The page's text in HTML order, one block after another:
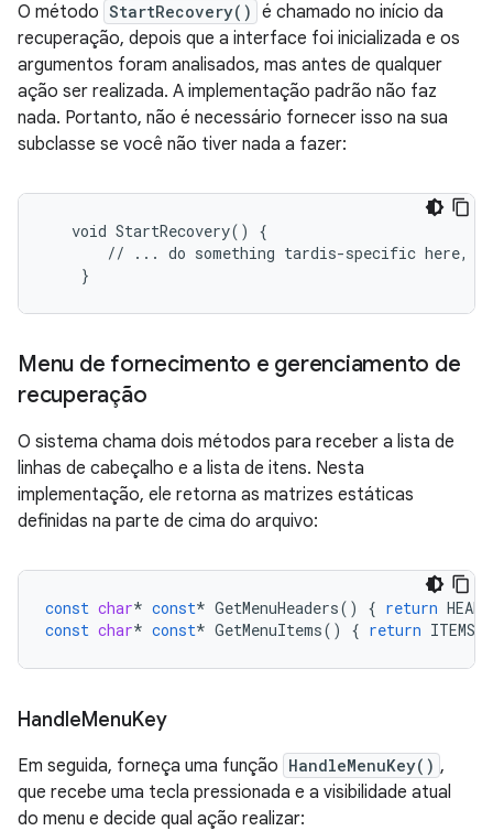
O método StartRecovery() é chamado no início da
recuperação, depois que a interface foi inicializada e os
argumentos foram analisados, mas antes de qualquer
ação ser realizada. A implementação padrão não faz
nada. Portanto, não é necessário fornecer isso na sua
subclasse se você não tiver nada a fazer:
   void StartRecovery() {
// ... do something tardis-specific here,
    }
Menu de fornecimento e gerenciamento de
recuperação
O sistema chama dois métodos para receber a lista de
linhas de cabeçalho e a lista de itens. Nesta
implementação, ele retorna as matrizes estáticas
definidas na parte de cima do arquivo:
const char* const* GetMenuHeaders() { return
const char* const* GetMenuItems() { return ITEMS
HandleMenuKey
Em seguida, forneça uma função HandleMenuKey() ,
que recebe uma tecla pressionada e a visibilidade atual
do menu e decide qual ação realizar: